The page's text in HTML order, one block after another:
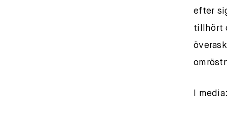
efter
tillhört
I